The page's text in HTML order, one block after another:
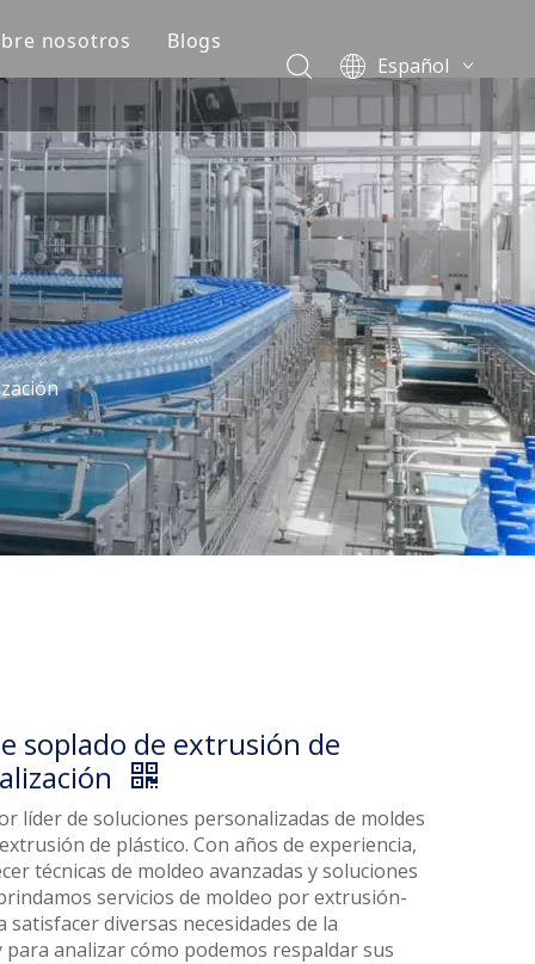
de plástico
nosotros
Perfil de la empresa
Preguntas frecuentes
Blogs
Blogs
Casos
Vídeos
Español
English
العربية
Français
Pусский
Português
简体中文
soplado de extrusión de
líder de soluciones personalizadas de moldes
de plástico. Con años de experiencia,
técnicas de moldeo avanzadas y soluciones
servicios de moldeo por extrusión-
diversas necesidades de la
para analizar cómo podemos respaldar sus